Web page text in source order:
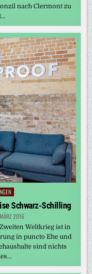
nach Clermont zu
Schwarz-Schilling
2016
Weltkrieg ist in
in puncto Ehe und
sind nichts